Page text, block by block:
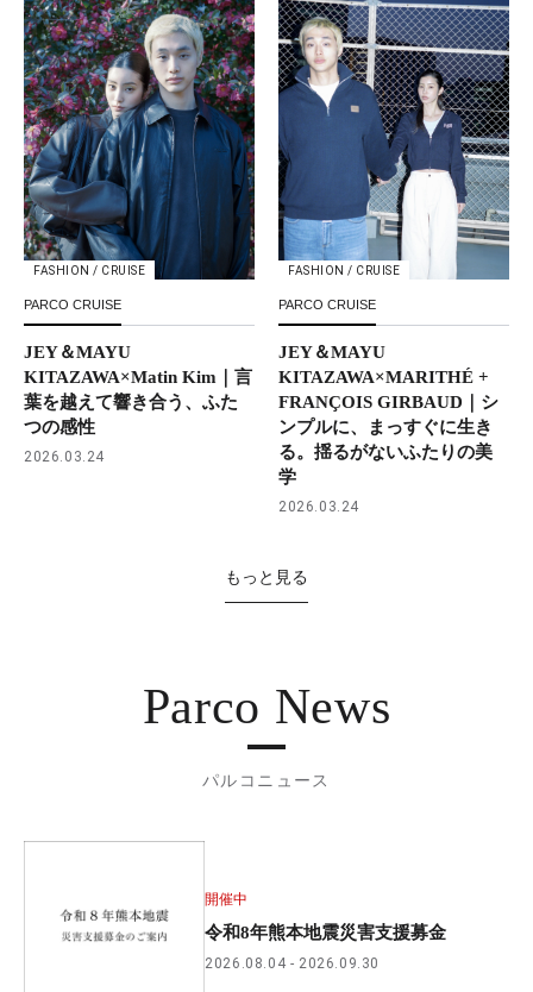
FASHION / CRUISE
PARCO CRUISE
JEY＆MAYU
KITAZAWA×Matin Kim｜言
葉を越えて響き合う、ふた
つの感性
2026.03.24
FASHION / CRUISE
PARCO CRUISE
JEY＆MAYU
KITAZAWA×MARITHÉ +
FRANÇOIS GIRBAUD｜シ
ンプルに、まっすぐに生き
る。揺るがないふたりの美
学
2026.03.24
もっと見る
Parco News
パルコニュース
開催中
令和8年熊本地震災害支援募金
2026.08.04 2026.09.30